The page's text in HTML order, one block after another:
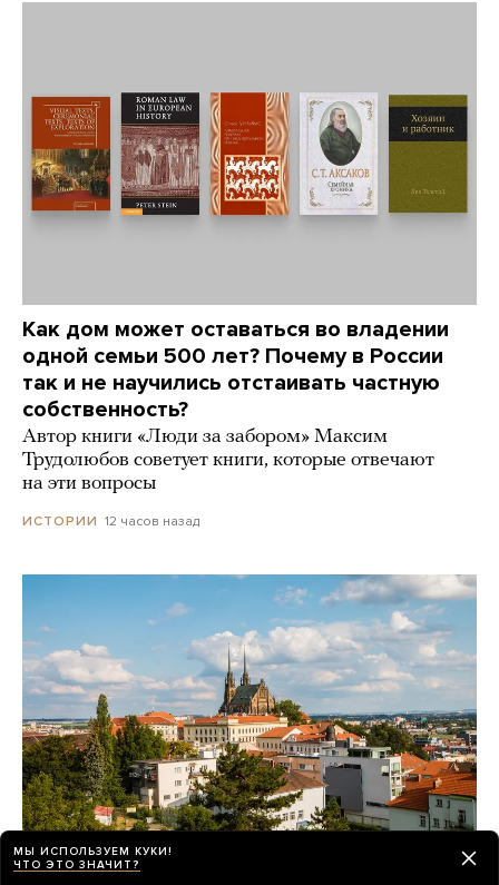
Как дом может оставаться во владении
одной семьи 500 лет? Почему в России
так и не научились отстаивать частную
собственность?
Автор книги «Люди за забором» Максим
Трудолюбов советует книги, которые отвечают
на эти вопросы
ИСТОРИИ 12 часов назад
МЫ ИСПОЛЬЗУЕМ КУКИ!
ЧТО ЭТО ЗНАЧИТ?